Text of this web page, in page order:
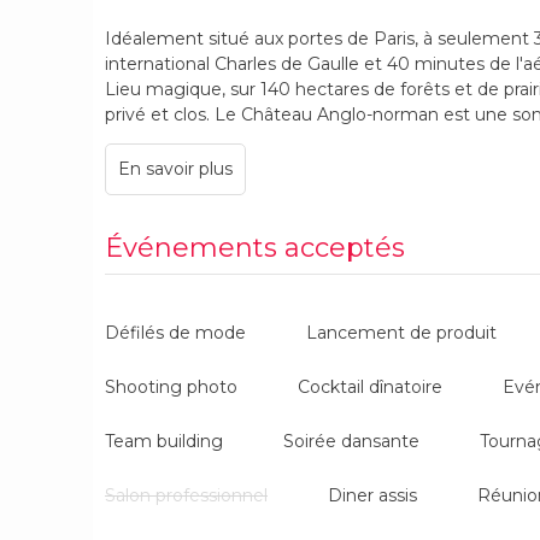
Idéalement situé aux portes de Paris, à seulement
international Charles de Gaulle et 40 minutes de
Lieu magique, sur 140 hectares de forêts et de
privé et clos. Le Château Anglo-norman est une
siècle, au charme pittoresque d’un manoir Anglo-
• 3 salons sont à votre disposition pour accueillir
• Terrasse de 80m2 d’où contempler la vue
L’équipe du château de Chambly vous donne la
contraintes horaires, ni prestataires imposés.
Team building, incentive, anniversaire d’entreprise,
atmosphère conviviale !
activités, une chasse au trésor, une course
dans le parc du domaine.
Événements acceptés
Défilés de mode Lancement de produit
Shooting photo Cocktail dînatoire
Team building Soirée dansante
Salon professionnel Diner assis